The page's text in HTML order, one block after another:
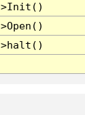
>Init()
>halt()